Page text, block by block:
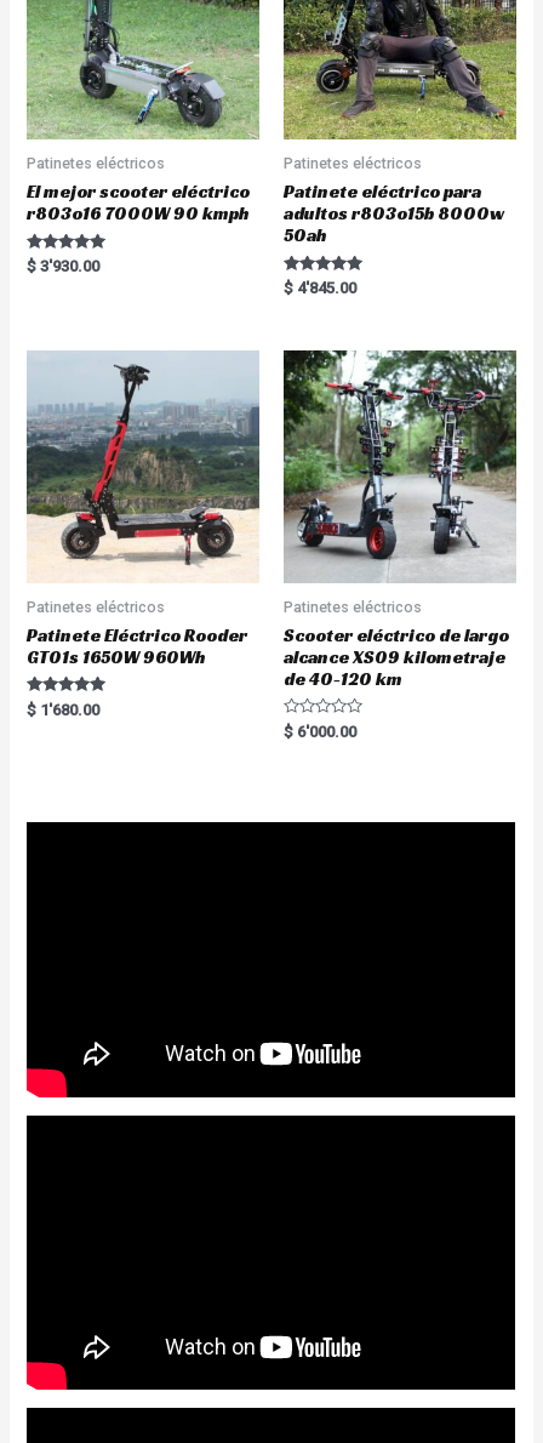
Patinetes eléctricos
El mejor scooter eléctrico
r803o16 7000W 90 kmph
Rated
5.00
$ 3'930.00
Patinetes eléctricos
Patinete eléctrico para
adultos r803o15b 8000w
50ah
Rated
5.00
$ 4'845.00
Patinetes eléctricos
Patinete Eléctrico Rooder
GT01s 1650W 960Wh
Rated
5.00
$ 1'680.00
Patinetes eléctricos
Scooter eléctrico de largo
alcance XS09 kilometraje
de 40-120 km
R
a
$ 6'000.00